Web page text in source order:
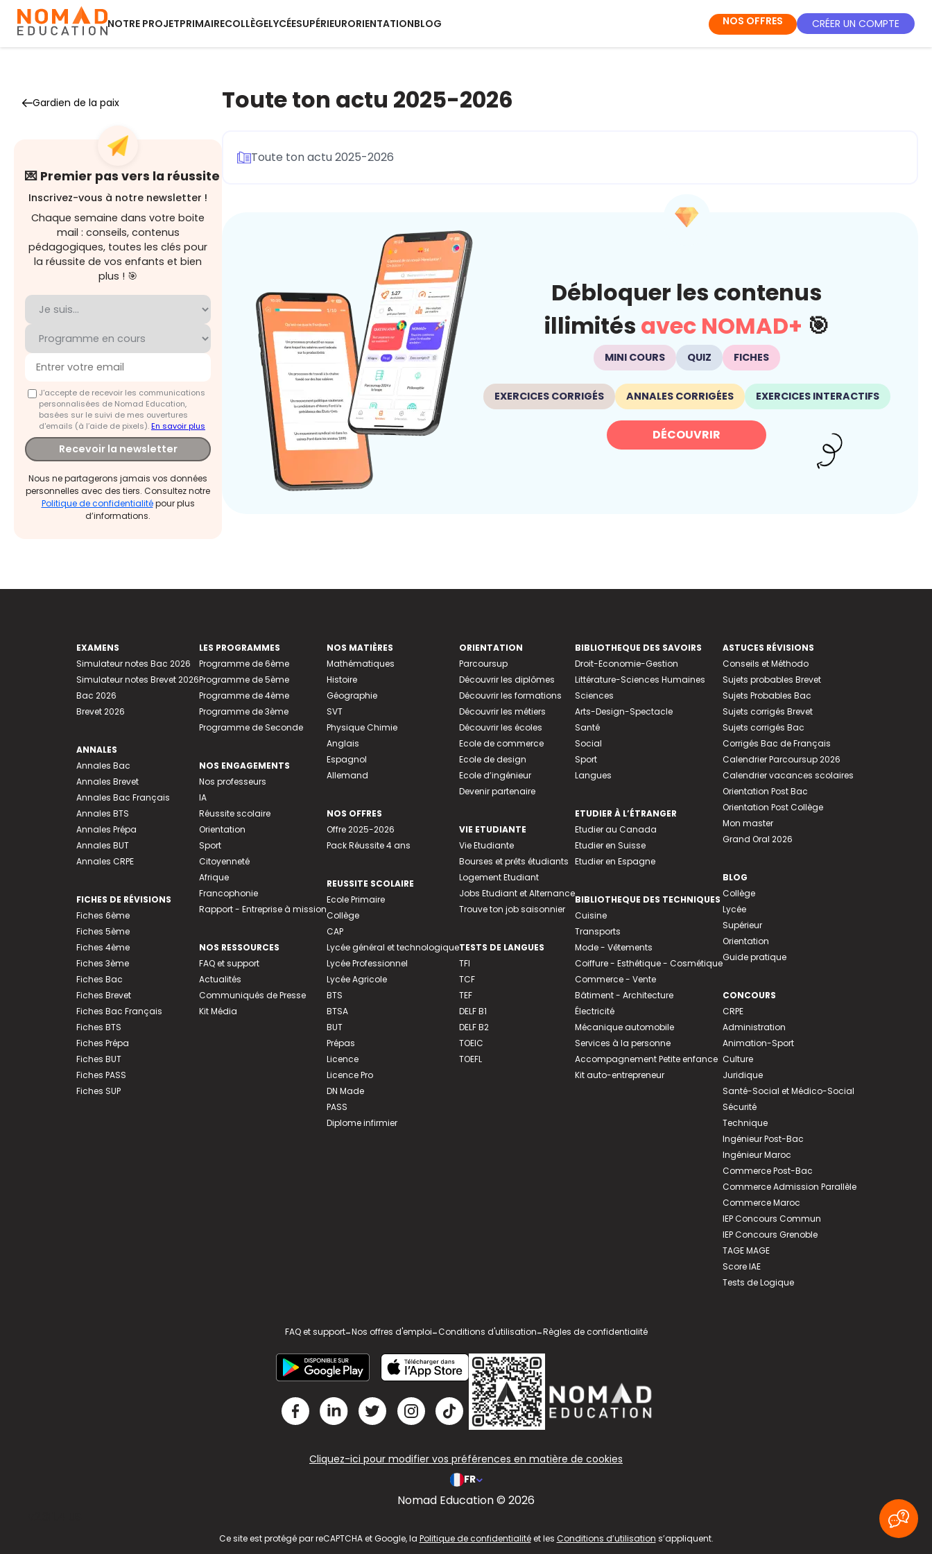
NOTRE PROJETPRIMAIRECOLLÈGELYCÉESUPÉRIEURORIENTATIONBLOG NOS OFFRES CRÉER UN COMPTE
Gardien de la paix
💌 Premier pas vers la réussite
Inscrivez-vous à notre newsletter !
Chaque semaine dans votre boite
mail : conseils, contenus
pédagogiques, toutes les clés pour
la réussite de vos enfants et bien
plus ! 🎯
J'accepte de recevoir les communications
personnalisées de Nomad Education,
basées sur le suivi de mes ouvertures
d'emails (à l’aide de pixels).En savoir plus
Recevoir la newsletter
Nous ne partagerons jamais vos données
personnelles avec des tiers. Consultez notre
Politique de confidentialitépour plus
d’informations.
Toute ton actu 2025-2026
Toute ton actu 2025-2026
Débloquer les contenus
illimités avec NOMAD+ 🎯
MINI COURS QUIZ FICHES
EXERCICES CORRIGÉS ANNALES CORRIGÉES EXERCICES INTERACTIFS
DÉCOUVRIR
EXAMENS
Simulateur notes Bac 2026
Simulateur notes Brevet 2026
Bac 2026
Brevet 2026
ANNALES
Annales Bac
Annales Brevet
Annales Bac Français
Annales BTS
Annales Prépa
Annales BUT
Annales CRPE
FICHES DE RÉVISIONS
Fiches 6ème
Fiches 5ème
Fiches 4ème
Fiches 3ème
Fiches Bac
Fiches Brevet
Fiches Bac Français
Fiches BTS
Fiches Prépa
Fiches BUT
Fiches PASS
Fiches SUP
LES PROGRAMMES
Programme de 6ème
Programme de 5ème
Programme de 4ème
Programme de 3ème
Programme de Seconde
NOS ENGAGEMENTS
Nos professeurs
IA
Réussite scolaire
Orientation
Sport
Citoyenneté
Afrique
Francophonie
Rapport - Entreprise à mission
NOS RESSOURCES
FAQ et support
Actualités
Communiqués de Presse
Kit Média
NOS MATIÈRES
Mathématiques
Histoire
Géographie
SVT
Physique Chimie
Anglais
Espagnol
Allemand
NOS OFFRES
Offre 2025-2026
Pack Réussite 4 ans
REUSSITE SCOLAIRE
Ecole Primaire
Collège
CAP
Lycée général et technologique
Lycée Professionnel
Lycée Agricole
BTS
BTSA
BUT
Prépas
Licence
Licence Pro
DN Made
PASS
Diplome infirmier
ORIENTATION
Parcoursup
Découvrir les diplômes
Découvrir les formations
Découvrir les métiers
Découvrir les écoles
Ecole de commerce
Ecole de design
Ecole d’ingénieur
Devenir partenaire
VIE ETUDIANTE
Vie Etudiante
Bourses et prêts étudiants
Logement Etudiant
Jobs Etudiant et Alternance
Trouve ton job saisonnier
TESTS DE LANGUES
TFI
TCF
TEF
DELF B1
DELF B2
TOEIC
TOEFL
BIBLIOTHEQUE DES SAVOIRS
Droit-Economie-Gestion
Littérature-Sciences Humaines
Sciences
Arts-Design-Spectacle
Santé
Social
Sport
Langues
ETUDIER À L’ÉTRANGER
Etudier au Canada
Etudier en Suisse
Etudier en Espagne
BIBLIOTHEQUE DES TECHNIQUES
Cuisine
Transports
Mode - Vêtements
Coiffure - Esthétique - Cosmétique
Commerce - Vente
Bâtiment - Architecture
Électricité
Mécanique automobile
Services à la personne
Accompagnement Petite enfance
Kit auto-entrepreneur
ASTUCES RÉVISIONS
Conseils et Méthodo
Sujets probables Brevet
Sujets Probables Bac
Sujets corrigés Brevet
Sujets corrigés Bac
Corrigés Bac de Français
Calendrier Parcoursup 2026
Calendrier vacances scolaires
Orientation Post Bac
Orientation Post Collège
Mon master
Grand Oral 2026
BLOG
Collège
Lycée
Supérieur
Orientation
Guide pratique
CONCOURS
CRPE
Administration
Animation-Sport
Culture
Juridique
Santé-Social et Médico-Social
Sécurité
Technique
Ingénieur Post-Bac
Ingénieur Maroc
Commerce Post-Bac
Commerce Admission Parallèle
Commerce Maroc
IEP Concours Commun
IEP Concours Grenoble
TAGE MAGE
Score IAE
Tests de Logique
FAQ et support-Nos offres d'emploi-Conditions d'utilisation-Règles de confidentialité
Cliquez-ici pour modifier vos préférences en matière de cookies
FR
Nomad Education © 2026
Ce site est protégé par reCAPTCHA et Google, la Politique de confidentialitéet les Conditions d’utilisation s’appliquent.